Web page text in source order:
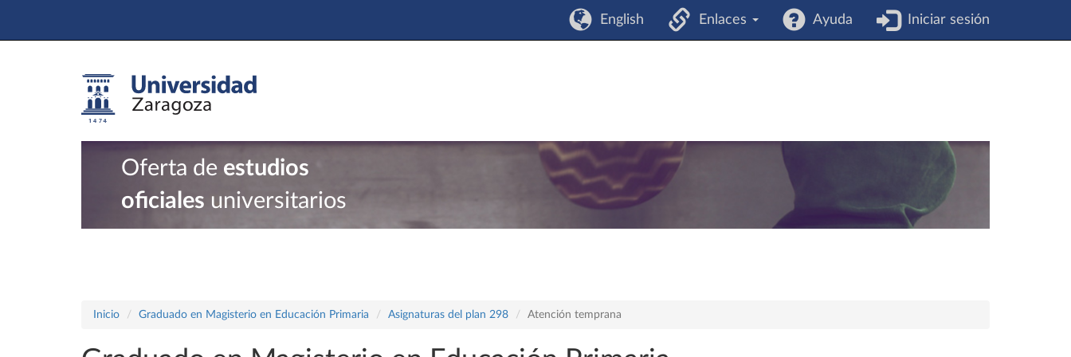
English Enlaces Ayuda Iniciar sesión
Oferta de estudios
oficiales universitarios
Inicio Graduado en Magisterio en Educación Primaria Asignaturas del plan 298 Atención temprana